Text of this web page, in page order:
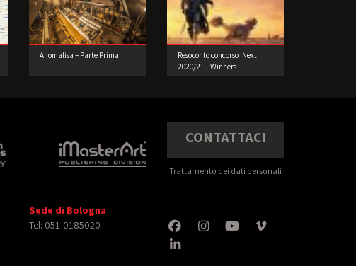
Anomalisa – Parte Prima
Resoconto concorso iNext
2020/21 – Winners
CONTATTACI
Trattamento dei dati personali
Sede di Bologna
Tel: 051-0185020